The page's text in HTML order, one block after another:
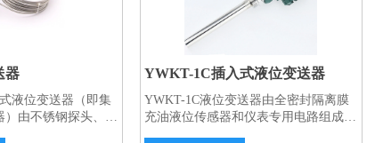
器
液位变送器（即集
）由不锈钢探头、不
YWKT-1C插入式液位变送器
YWKT-1C液位变送器由全密封隔离膜
充油液位传感器和仪表专用电路组成，